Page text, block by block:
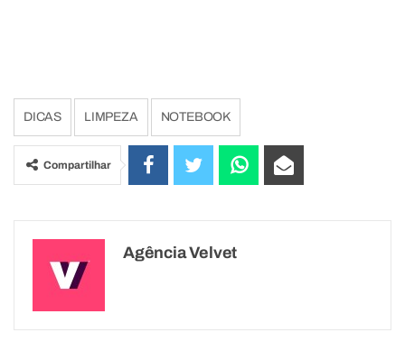
DICAS LIMPEZA NOTEBOOK
Compartilhar
Agência Velvet